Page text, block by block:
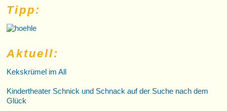
Tipp:
Aktuell:
Kekskrümel im All
Kindertheater Schnick und Schnack auf der Suche nach dem
Glück